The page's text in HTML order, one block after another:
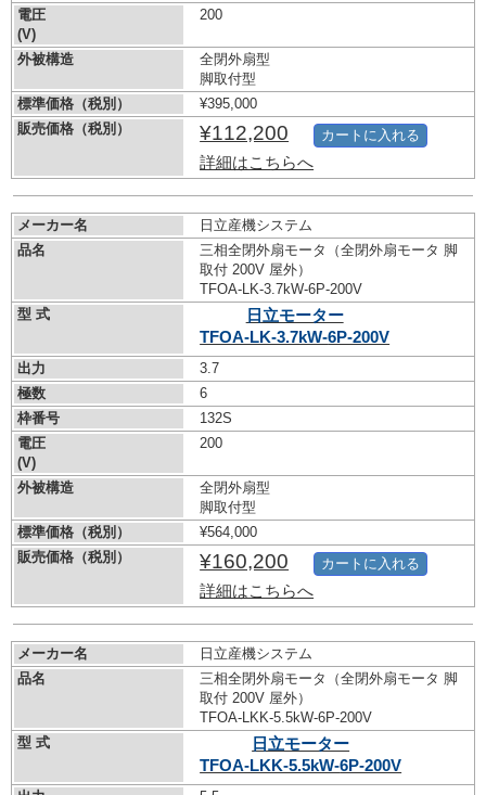
電圧
(V)
200
外被構造
全閉外扇型
脚取付型
標準価格（税別）
¥395,000
販売価格（税別）
¥112,200
詳細はこちらへ
カートに入れる
メーカー名
日立産機システム
品名
三相全閉外扇モータ（全閉外扇モータ 脚
取付 200V 屋外）
TFOA-LK-3.7kW-6P-200V
型 式
日立モーター
TFOA-LK-3.7kW-6P-200V
出力
3.7
極数
6
枠番号
132S
電圧
(V)
200
外被構造
全閉外扇型
脚取付型
標準価格（税別）
¥564,000
販売価格（税別）
¥160,200
詳細はこちらへ
カートに入れる
メーカー名
日立産機システム
品名
三相全閉外扇モータ（全閉外扇モータ 脚
取付 200V 屋外）
TFOA-LKK-5.5kW-6P-200V
型 式
日立モーター
TFOA-LKK-5.5kW-6P-200V